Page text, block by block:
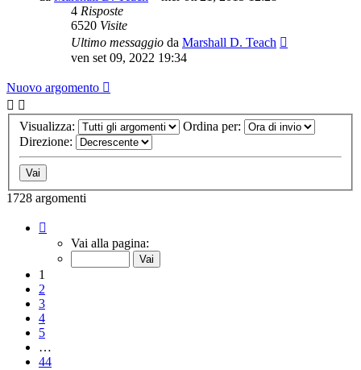
4 Risposte
6520 Visite
Ultimo messaggio da Marshall D. Teach
ven set 09, 2022 19:34
Nuovo argomento
Visualizza:
Ordina per:
Direzione:
1728 argomenti
Vai alla pagina:
1
2
3
4
5
…
44